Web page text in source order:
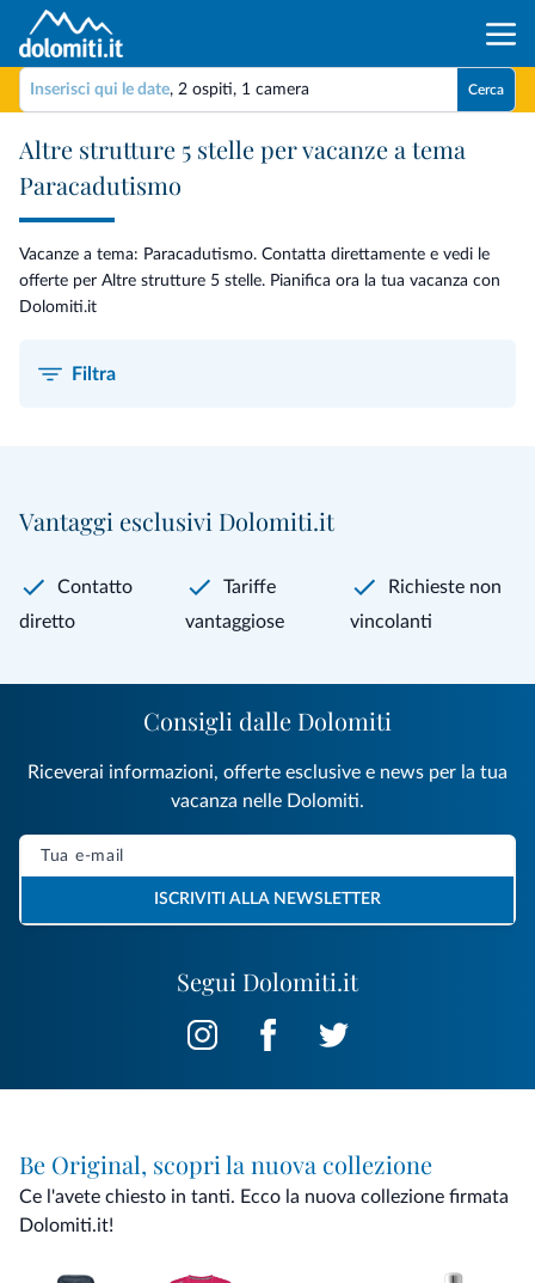
Inserisci qui le date, 2 ospiti, 1 camera Cerca
Altre strutture 5 stelle per vacanze a tema
Paracadutismo
Vacanze a tema: Paracadutismo. Contatta direttamente e vedi le
offerte per Altre strutture 5 stelle. Pianifica ora la tua vacanza con
Dolomiti.it
Filtra
Vantaggi esclusivi Dolomiti.it
Contatto
diretto
Tariffe
vantaggiose
Richieste non
vincolanti
Segui Dolomiti.it
Consigli dalle Dolomiti
Riceverai informazioni, offerte esclusive e news per la tua
vacanza nelle Dolomiti.
ISCRIVITI ALLA NEWSLETTER
Be Original, scopri la nuova collezione
Ce l'avete chiesto in tanti. Ecco la nuova collezione firmata
Dolomiti.it!